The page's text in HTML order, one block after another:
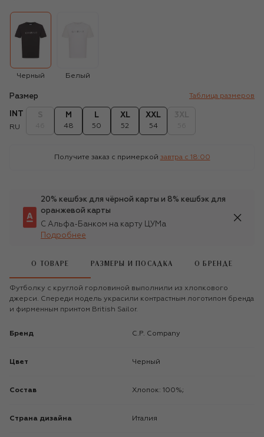
Черный Белый
Размер Таблица размеров
INT
RU
M
48
L
50
XL
52
XXL
54
Получите заказ с примеркой завтра c 18:00
20% кешбэк для чёрной карты и 8% кешбэк для
оранжевой карты
С Альфа-Банком на карту ЦУМа
Подробнее
О ТОВАРЕ РАЗМЕРЫ И ПОСАДКА О БРЕНДЕ
Футболку с круглой горловиной выполнили из хлопкового
джерси. Спереди модель украсили контрастным логотипом бренда
и фирменным принтом British Sailor.
Бренд C.P. Company
Цвет Черный
Состав Хлопок: 100%;
Страна дизайна Италия